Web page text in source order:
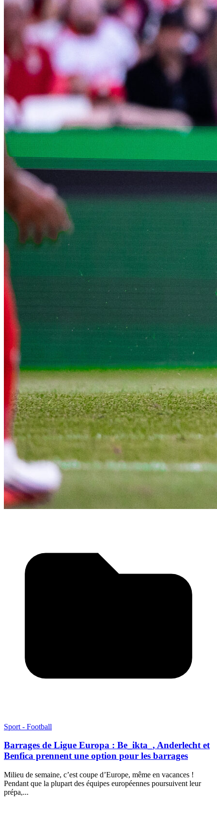
Sport - Football
Barrages de Ligue Europa : Be_ikta_, Anderlecht et
Benfica prennent une option pour les barrages
Milieu de semaine, c’est coupe d’Europe, même en vacances !
Pendant que la plupart des équipes européennes poursuivent leur
prépa,...